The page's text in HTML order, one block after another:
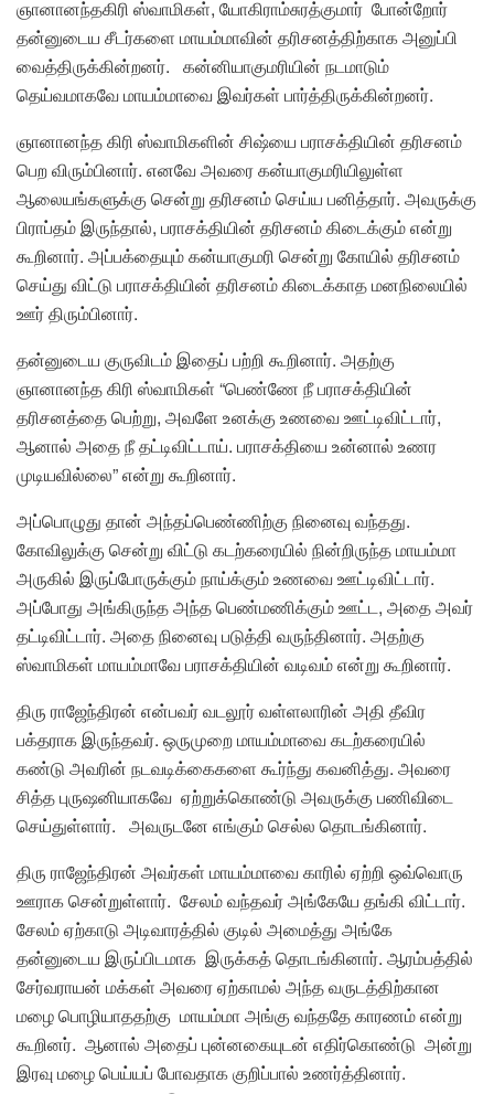
ஞானானந்தகிரி ஸ்வாமிகள், யோகிராம்சுரத்குமார் போன்றோர்
தன்னுடைய சீடர்களை மாயம்மாவின் தரிசனத்திற்காக அனுப்பி
வைத்திருக்கின்றனர். கன்னியாகுமரியின் நடமாடும்
தெய்வமாகவே மாயம்மாவை இவர்கள் பார்த்திருக்கின்றனர்.
ஞானானந்த கிரி ஸ்வாமிகளின் சிஷ்யை பராசக்தியின் தரிசனம்
பெற விரும்பினார். எனவே அவரை கன்யாகுமரியிலுள்ள
ஆலையங்களுக்கு சென்று தரிசனம் செய்ய பனித்தார். அவருக்கு
பிராப்தம் இருந்தால், பராசக்தியின் தரிசனம் கிடைக்கும் என்று
கூறினார். அப்பக்தையும் கன்யாகுமரி சென்று கோயில் தரிசனம்
செய்து விட்டு பராசக்தியின் தரிசனம் கிடைக்காத மனநிலையில்
ஊர் திரும்பினார்.
தன்னுடைய குருவிடம் இதைப் பற்றி கூறினார். அதற்கு
ஞானானந்த கிரி ஸ்வாமிகள் “பெண்ணே நீ பராசக்தியின்
தரிசனத்தை பெற்று, அவளே உனக்கு உணவை ஊட்டிவிட்டார்,
ஆனால் அதை நீ தட்டிவிட்டாய். பராசக்தியை உன்னால் உணர
முடியவில்லை” என்று கூறினார்.
அப்பொழுது தான் அந்தப்பெண்ணிற்கு நினைவு வந்தது.
கோவிலுக்கு சென்று விட்டு கடற்கரையில் நின்றிருந்த மாயம்மா
அருகில் இருப்போருக்கும் நாய்க்கும் உணவை ஊட்டிவிட்டார்.
அப்போது அங்கிருந்த அந்த பெண்மணிக்கும் ஊட்ட, அதை அவர்
தட்டிவிட்டார். அதை நினைவு படுத்தி வருந்தினார். அதற்கு
ஸ்வாமிகள் மாயம்மாவே பராசக்தியின் வடிவம் என்று கூறினார்.
திரு ராஜேந்திரன் என்பவர் வடலூர் வள்ளலாரின் அதி தீவிர
பக்தராக இருந்தவர். ஒருமுறை மாயம்மாவை கடற்கரையில்
கண்டு அவரின் நடவடிக்கைகளை கூர்ந்து கவனித்து. அவரை
சித்த புருஷனியாகவே ஏற்றுக்கொண்டு அவருக்கு பணிவிடை
செய்துள்ளார். அவருடனே எங்கும் செல்ல தொடங்கினார்.
திரு ராஜேந்திரன் அவர்கள் மாயம்மாவை காரில் ஏற்றி ஒவ்வொரு
ஊராக சென்றுள்ளார். சேலம் வந்தவர் அங்கேயே தங்கி விட்டார்.
சேலம் ஏற்காடு அடிவாரத்தில் குடில் அமைத்து அங்கே
தன்னுடைய இருப்பிடமாக இருக்கத் தொடங்கினார். ஆரம்பத்தில்
சேர்வராயன் மக்கள் அவரை ஏற்காமல் அந்த வருடத்திற்கான
மழை பொழியாததற்கு மாயம்மா அங்கு வந்ததே காரணம் என்று
கூறினர். ஆனால் அதைப் புன்னகையுடன் எதிர்கொண்டு அன்று
இரவு மழை பெய்யப் போவதாக குறிப்பால் உணர்த்தினார்.